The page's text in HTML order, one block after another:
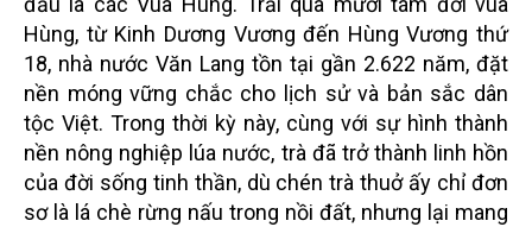
Hùng, từ Kinh Dương Vương đến Hùng Vương thứ
18, nhà nước Văn Lang tồn tại gần 2.622 năm, đặt
nền móng vững chắc cho lịch sử và bản sắc dân
tộc Việt. Trong thời kỳ này, cùng với sự hình thành
nền nông nghiệp lúa nước, trà đã trở thành linh hồn
của đời sống tinh thần, dù chén trà thuở ấy chỉ đơn
sơ là lá chè rừng nấu trong nồi đất, nhưng lại mang